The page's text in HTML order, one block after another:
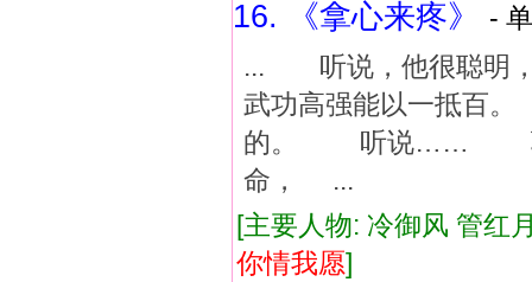
16. 《拿心来疼》
-
... 听说，他很聪明
武功高强能以一抵百
的。 听说…… 骗人
命， ...
[主要人物: 冷御风 管
你情我愿]